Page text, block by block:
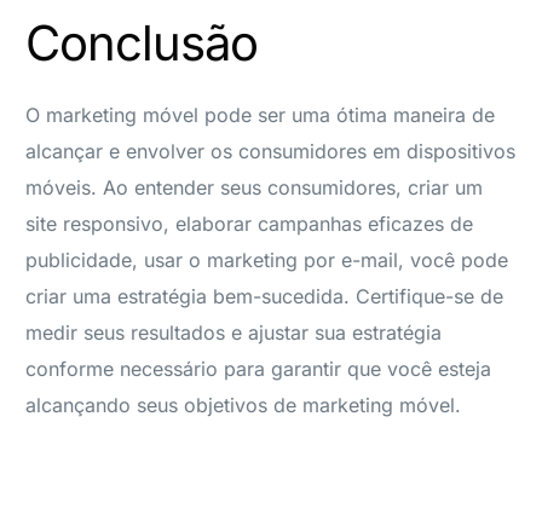
Conclusão
O marketing móvel pode ser uma ótima maneira de
alcançar e envolver os consumidores em dispositivos
móveis. Ao entender seus consumidores, criar um
site responsivo, elaborar campanhas eficazes de
publicidade, usar o marketing por e-mail, você pode
criar uma estratégia bem-sucedida. Certifique-se de
medir seus resultados e ajustar sua estratégia
conforme necessário para garantir que você esteja
alcançando seus objetivos de marketing móvel.